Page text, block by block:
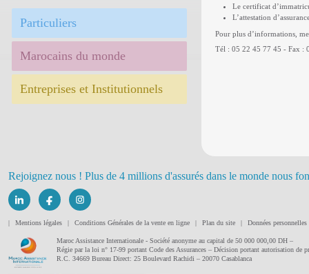
Particuliers
Marocains du monde
Entreprises et Institutionnels
Le certificat
L’attestation
Pour plus d’informations,
Tél : 05 22 45 77 45 - Fax :
Rejoignez nous ! Plus de 4 millions d'assurés dans le monde nous
| Mentions légales | Conditions Générales de la vente en ligne | Plan du site | Données personnelles
Maroc Assistance Internationale - Société anonyme au capital de 50 000 000,00 DH –
Régie par la loi n° 17-99 portant Code des Assurances – Décision portant autorisation de
R.C. 34669 Bureau Direct: 25 Boulevard Rachidi – 20070 Casablanca